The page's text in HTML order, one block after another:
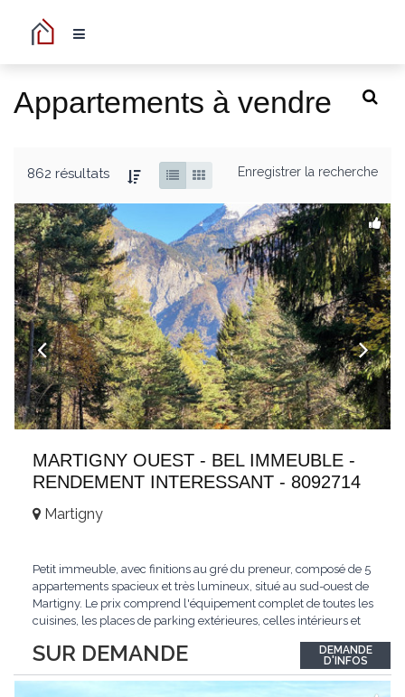
Appartements à vendre
862 résultats Enregistrer la recherche
MARTIGNY OUEST - BEL IMMEUBLE -
RENDEMENT INTERESSANT - 8092714
SUR DEMANDE
Martigny
Petit immeuble, avec finitions au gré du preneur, composé de 5
appartements spacieux et très lumineux, situé au sud-ouest de
Martigny. Le prix comprend l'équipement complet de toutes les
cuisines, les places de parking extérieures, celles intérieurs et
opportunité exclusive avec un rendement intéressant. Plus
d'informations...
DEMANDE
D'INFOS